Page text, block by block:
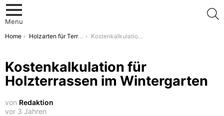
Menu
You are here:
Home Holzarten für Terrassenbeläge Kostenkalkulation für Holzterrassen im Wintergarten
Kostenkalkulation für
Holzterrassen im Wintergarten
von Redaktion
vor 3 Jahren